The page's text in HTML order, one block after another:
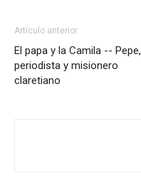
Artículo anterior
El papa y la Camila -- Pepe,
periodista y misionero
claretiano